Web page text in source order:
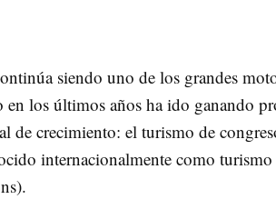
siendo uno de los grandes
los últimos años ha ido ganando
de crecimiento: el turismo de
internacionalmente como